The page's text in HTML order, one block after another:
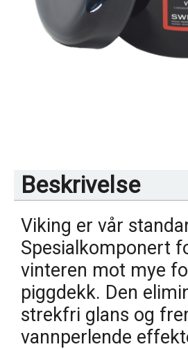
Beskrivelse
Viking er vår
Spesialkomponert
vinteren mot mye
piggdekk. Den
strekfri glans og
vannperlende